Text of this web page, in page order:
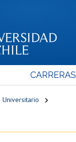
CARRERAS
Universitario